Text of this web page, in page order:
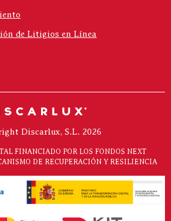
de Litigios en Línea
Discarlux, S.L. 2026
FINANCIADO POR LOS FONDOS NEXT
DE RECUPERACIÓN Y RESILIENCIA